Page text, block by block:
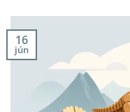
16
jún